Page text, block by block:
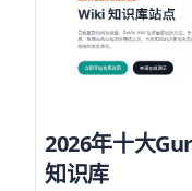
2026年十大
知识库